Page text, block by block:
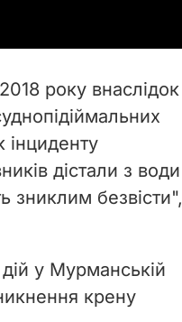
року внаслідок
інциденту
дістали з води
безвісти",
у Мурманській
крену